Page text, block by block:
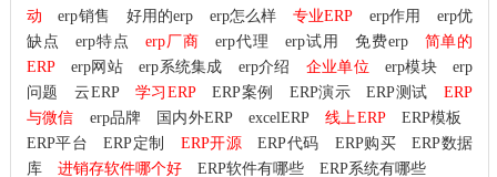
动
erp销售 好用的erp erp怎么样 专业ERP erp作用
erp优
缺点
erp特点 erp厂商 erp代理 erp试用 免费erp
简单的
ERP
erp网站 erp系统集成 erp介绍 企业单位 erp模块
erp
问题
云ERP 学习ERP ERP案例 ERP演示 ERP测试
ERP
与微信
erp品牌 国内外ERP excelERP 线上ERP
ERP模板
ERP平台
ERP定制 ERP开源 ERP代码 ERP购买
ERP数据
库
进销存软件哪个好 ERP软件有哪些 ERP系统有哪些